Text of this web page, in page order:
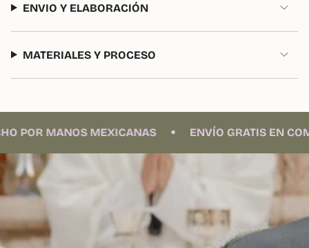
ENVIO Y ELABORACIÓN
MATERIALES Y PROCESO
MANOS MEXICANAS • ENVÍO GRATIS EN